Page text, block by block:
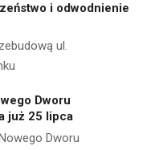
i odwodnienie
ul.
Dworu
już 25 lipca
Dworu